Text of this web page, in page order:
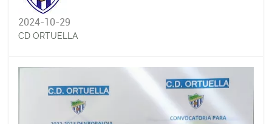
2024-10-29
CD ORTUELLA